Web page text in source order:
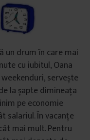
un drum în care mai
cu iubitul, Oana
servește
la șapte dimineața
pe economie
salariul. În vacanțe
mai mult. Pentru